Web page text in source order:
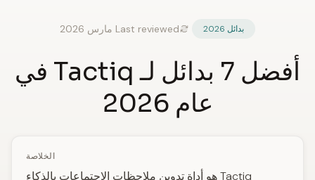
بدائل 2026 Last reviewed مارس 2026
أفضل 7 بدائل لـ Tactiq في
عام 2026
الخلاصة
Tactiq هو أداة تدوين ملاحظات الاجتماعات بالذكاء